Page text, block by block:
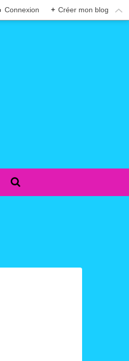
Connexion + Créer mon blog